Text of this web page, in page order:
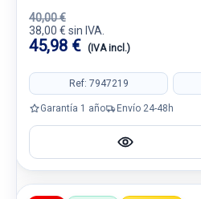
40,00 €
38,00 € sin IVA.
45,98 € (IVA incl.)
Ref: 7947219
Garantía 1 año Envío 24-48h